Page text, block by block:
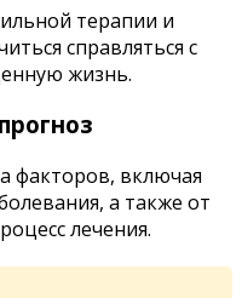
терапии и
справляться с
жизнь.
факторов, включая
а также от
лечения.